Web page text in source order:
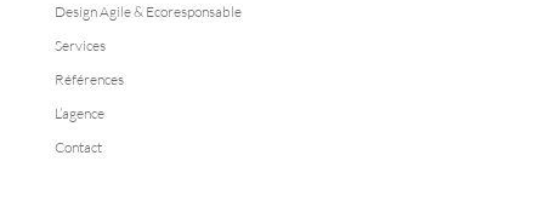
Design Agile & Ecoresponsable
Services
Références
L’agence
Contact